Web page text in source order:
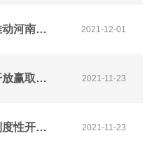
【视频】刘晓萍：分业施策推动河南制造业数字化转型 2021-12-01
【视频】林园春：以制度型开放赢取河南竞争新优势 2021-11-23
【视频】林园春：深刻把握制度性开放的内涵和特征 2021-11-23